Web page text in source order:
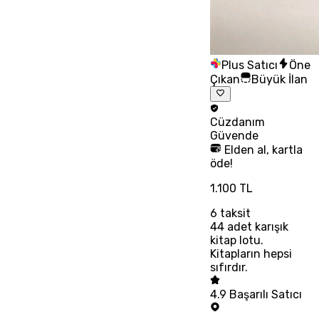
Plus Satıcı
Öne
Çıkan
Büyük İlan
Cüzdanım
Güvende
Elden al, kartla
öde!
1.100 TL
6 taksit
44 adet karışık
kitap lotu.
Kitapların hepsi
sıfırdır.
4.9 Başarılı Satıcı